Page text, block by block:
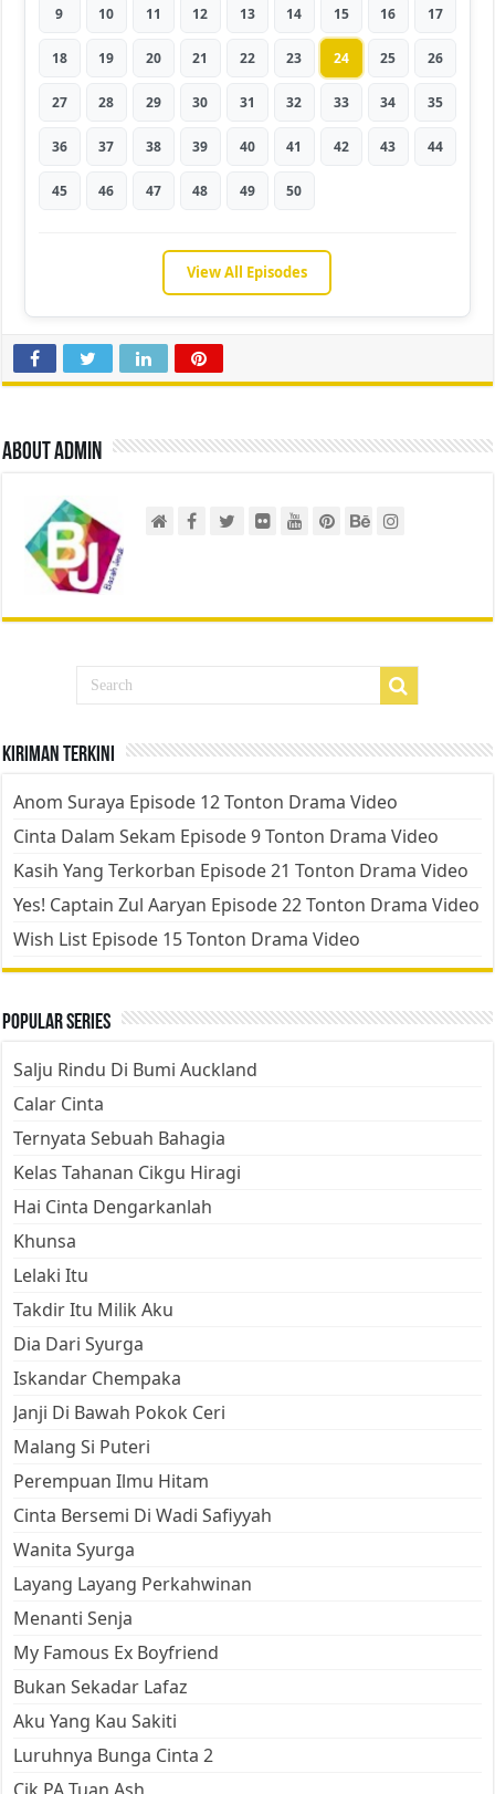
9 10 11 12 13 14 15 16 17
18 19 20 21 22 23 24 25 26
27 28 29 30 31 32 33 34 35
36 37 38 39 40 41 42 43 44
45 46 47 48 49 50
View All Episodes
About admin
Kiriman Terkini
Anom Suraya Episode 12 Tonton Drama Video
Cinta Dalam Sekam Episode 9 Tonton Drama Video
Kasih Yang Terkorban Episode 21 Tonton Drama Video
Yes! Captain Zul Aaryan Episode 22 Tonton Drama Video
Wish List Episode 15 Tonton Drama Video
Popular Series
Salju Rindu Di Bumi Auckland
Calar Cinta
Ternyata Sebuah Bahagia
Kelas Tahanan Cikgu Hiragi
Hai Cinta Dengarkanlah
Khunsa
Lelaki Itu
Takdir Itu Milik Aku
Dia Dari Syurga
Iskandar Chempaka
Janji Di Bawah Pokok Ceri
Malang Si Puteri
Perempuan Ilmu Hitam
Cinta Bersemi Di Wadi Safiyyah
Wanita Syurga
Layang Layang Perkahwinan
Menanti Senja
My Famous Ex Boyfriend
Bukan Sekadar Lafaz
Aku Yang Kau Sakiti
Luruhnya Bunga Cinta 2